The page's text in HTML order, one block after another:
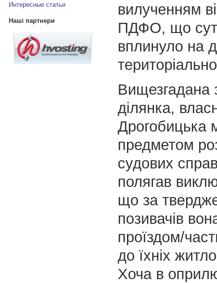
Интересные статьи
Наші партнери
вилученням
ПДФО, що
вплинуло на
Вищезгадана
ділянка,
Дрогобицька
предметом
судових
полягав
що за
позивачів
проїздом/
до їхніх
Хоча в